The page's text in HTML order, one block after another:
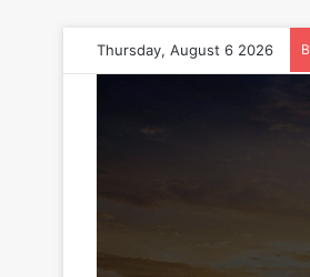
Thursday, August 6 2026